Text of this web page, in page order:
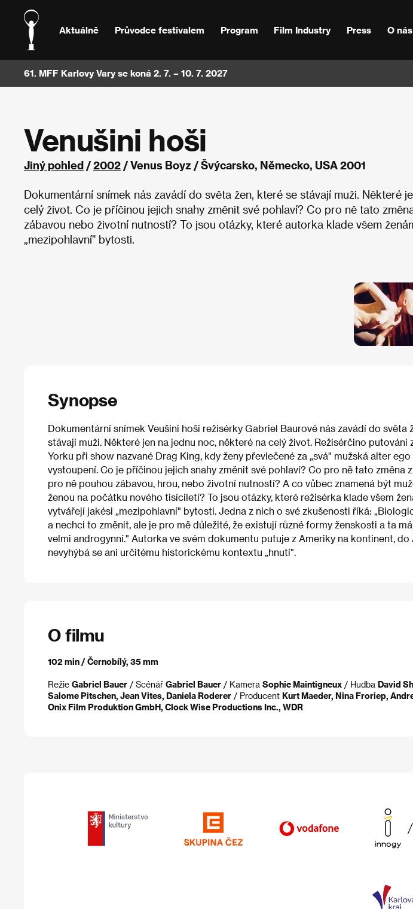
Aktuálně Průvodce festivalem Program Film Industry Press O nás
61. MFF Karlovy Vary se koná 2. 7. – 10. 7. 2027
Venušini hoši
Jiný pohled /2002 / Venus Boyz / Švýcarsko, Německo, USA 2001
Dokumentární snímek nás zavádí do světa žen, které se stávají muži. Některé
celý život. Co je příčinou jejich snahy změnit své pohlaví? Co pro ně tato
zábavou nebo životní nutností? To jsou otázky, které autorka klade všem
„mezipohlavní" bytosti.
Synopse
Dokumentární snímek Veušini hoši režisérky Gabriel Baurové nás zavádí do světa
stávají muži. Některé jen na jednu noc, některé na celý život. Režisérčino putování
Yorku při show nazvané Drag King, kdy ženy převlečené za „svá" mužská alter ego
vystoupení. Co je příčinou jejich snahy změnit své pohlaví? Co pro ně tato změna
pro ně pouhou zábavou, hrou, nebo životní nutností? A co vůbec znamená být
ženou na počátku nového tisíciletí? To jsou otázky, které režisérka klade všem
vytvářejí jakési „mezipohlavní" bytosti. Jedna z nich o své zkušenosti říká:
a nechci to změnit, ale je pro mě důležité, že existují různé formy ženskosti a ta
velmi androgynní." Autorka ve svém dokumentu putuje z Ameriky na kontinent, do
nevyhýbá se ani určitému historickému kontextu „hnutí".
O filmu
102 min / Černobílý, 35 mm
Režie Gabriel Bauer / Scénář Gabriel Bauer / Kamera Sophie Maintigneux / Hudba David
Salome Pitschen, Jean Vites, Daniela Roderer / Producent Kurt Maeder, Nina Froriep,
Onix Film Produktion GmbH, Clock Wise Productions Inc., WDR